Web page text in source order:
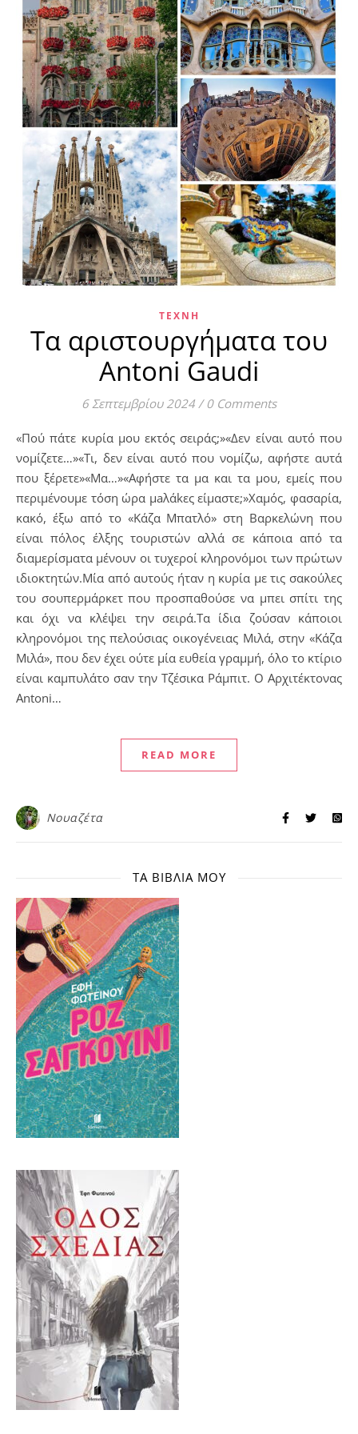
ΤΈΧΝΗ
Τα αριστουργήματα του
Antoni Gaudi
6 Σεπτεμβρίου 2024 / 0 Comments
«Πού πάτε κυρία μου εκτός σειράς;»«Δεν είναι αυτό που
νομίζετε…»«Τι, δεν είναι αυτό που νομίζω, αφήστε αυτά
που ξέρετε»«Μα…»«Αφήστε τα μα και τα μου, εμείς που
περιμένουμε τόση ώρα μaλάkες είμαστε;»Χαμός, φασαρία,
κακό, έξω από το «Κάζα Μπατλό» στη Βαρκελώνη που
είναι πόλος έλξης τουριστών αλλά σε κάποια από τα
διαμερίσματα μένουν οι τυχεροί κληρονόμοι των πρώτων
ιδιοκτητών.Μία από αυτούς ήταν η κυρία με τις σακούλες
του σουπερμάρκετ που προσπαθούσε να μπει σπίτι της
και όχι να κλέψει την σειρά.Τα ίδια ζούσαν κάποιοι
κληρονόμοι της πελούσιας οικογένειας Μιλά, στην «Κάζα
Μιλά», που δεν έχει ούτε μία ευθεία γραμμή, όλο το κτίριο
είναι καμπυλάτο σαν την Τζέσικα Ράμπιτ. Ο Αρχιτέκτονας
Antoni…
READ MORE
Νουαζέτα
ΤΑ ΒΙΒΛΊΑ ΜΟΥ